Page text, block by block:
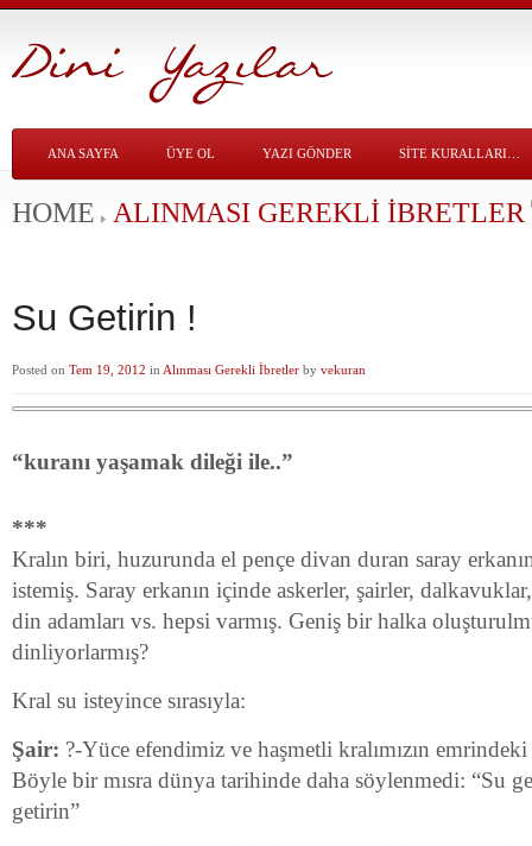
ANA SAYFA ÜYE OL YAZI GÖNDER SITE KURALLARI…
HOME ALINMASI GEREKLI İBRETLER
Su Getirin !
Posted on Tem 19, 2012 in Alınması Gerekli İbretler by vekuran
“kuranı yaşamak dileği ile..”
***
Kralın biri, huzurunda el pençe divan duran saray
istemiş. Saray erkanın içinde askerler, şairler,
din adamları vs. hepsi varmış. Geniş bir halka
dinliyorlarmış?
Kral su isteyince sırasıyla:
Şair: ?-Yüce efendimiz ve haşmetli kralımızın emrindeki
Böyle bir mısra dünya tarihinde daha söylenmedi: “Su
getirin”